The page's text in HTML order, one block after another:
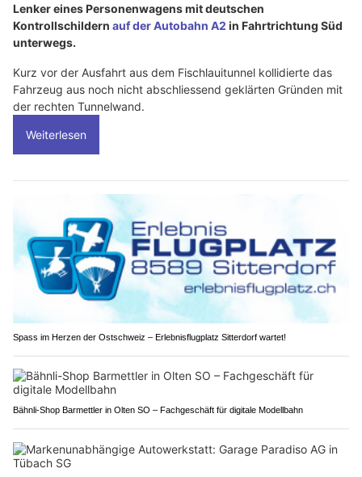
Lenker eines Personenwagens mit deutschen
Kontrollschildern auf der Autobahn A2 in Fahrtrichtung Süd
unterwegs.
Kurz vor der Ausfahrt aus dem Fischlauitunnel kollidierte das
Fahrzeug aus noch nicht abschliessend geklärten Gründen mit
der rechten Tunnelwand.
Weiterlesen
Spass im Herzen der Ostschweiz – Erlebnisflugplatz Sitterdorf wartet!
Bähnli-Shop Barmettler in Olten SO – Fachgeschäft für digitale Modellbahn